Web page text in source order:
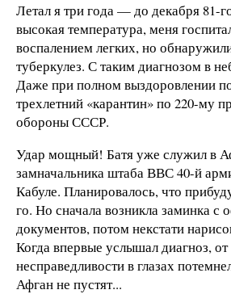
Летал я три года — до декабря 81-
высокая температура, меня
воспалением легких, но
туберкулез. С таким диагнозом в
Даже при полном выздоровлении
трехлетний «карантин» по 220-му
обороны СССР.
Удар мощный! Батя уже служил в
замначальника штаба ВВС 40-й
Кабуле. Планировалось, что
го. Но сначала возникла заминка с
документов, потом некстати
Когда впервые услышал диагноз,
несправедливости в глазах
Афган не пустят...